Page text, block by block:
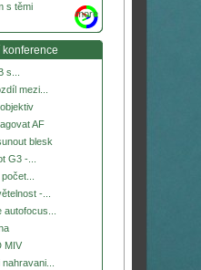
s těmi
more
konference
s...
mezi...
AF
blesk
G3 -...
-...
autofocus...
MIV